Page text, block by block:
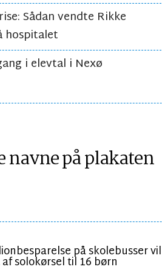
Sådan vendte Rikke
hospitalet
i elevtal i Nexø
navne på plakaten